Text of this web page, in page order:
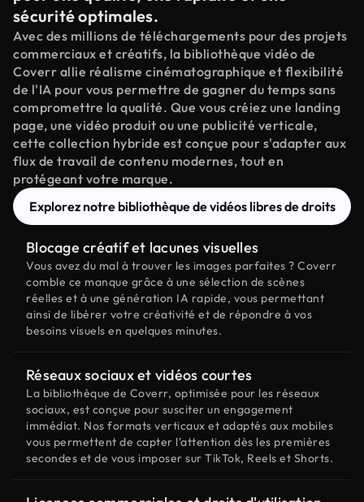
sécurité optimales.
Avec des millions de téléchargements pour des projets
commerciaux et créatifs, la bibliothèque vidéo de
Coverr allie réalisme cinématographique et flexibilité
de l'IA pour vous permettre de gagner du temps sans
compromettre la qualité. Que vous créiez une landing
page, une vidéo produit ou une publicité verticale,
cette collection hybride est conçue pour s'adapter aux
flux de travail de contenu modernes, tout en
protégeant votre marque.
Explorez notre bibliothèque de vidéos libres de droits
Blocage créatif et lacunes visuelles
Vous avez du mal à trouver les images parfaites ? Coverr
comble ce manque grâce à une sélection de scènes
réelles et à une génération IA rapide, vous permettant
ainsi de libérer votre créativité et de répondre à vos
besoins visuels en quelques minutes.
Réseaux sociaux et vidéos courtes
La bibliothèque de Coverr, optimisée pour les réseaux
sociaux, est conçue pour susciter un engagement
immédiat. Nos formats verticaux et adaptés aux mobiles
vous permettent de capter l'attention dès les premières
secondes et de vous imposer sur TikTok, Reels et Shorts.